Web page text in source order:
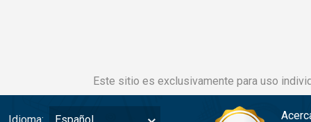
Este sitio es exclusivamente para uso